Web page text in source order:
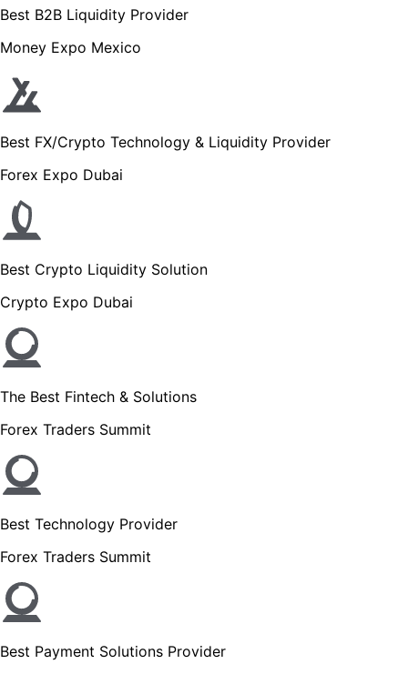
Best B2B Liquidity Provider
Money Expo Mexico
Best FX/Crypto Technology & Liquidity Provider
Forex Expo Dubai
Best Crypto Liquidity Solution
Crypto Expo Dubai
The Best Fintech & Solutions
Forex Traders Summit
Best Technology Provider
Forex Traders Summit
Best Payment Solutions Provider